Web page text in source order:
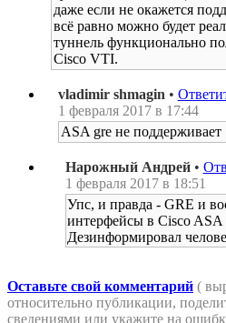
даже если не окажется
всё равно можно будет
туннель функционально
Cisco VTI.
vladimir shmagin •
1 февраля 2017 в 17:44
ASA gre не поддерживает
Нарожный Андрей •
1 февраля 2017 в 18:51
Упс, и правда - GRE и
интерфейсы в Cisco ASA
Дезинформировал
Оставьте свой комментарий (
относительно публикации,
сведениями или укажите на